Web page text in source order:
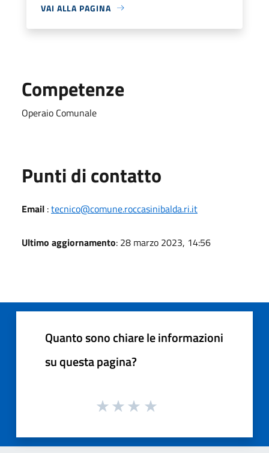
VAI ALLA PAGINA
Competenze
Operaio Comunale
Punti di contatto
Email :tecnico@comune.roccasinibalda.ri.it
Ultimo aggiornamento: 28 marzo 2023, 14:56
Quanto sono chiare le informazioni
su questa pagina?